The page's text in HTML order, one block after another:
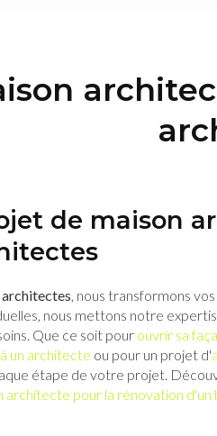
de maison
, nous transformons
nous mettons notre
Que ce soit pour ouvrir sa
un architecte ou pour un projet d'
étape de votre projet.
architecte pour la rénovation